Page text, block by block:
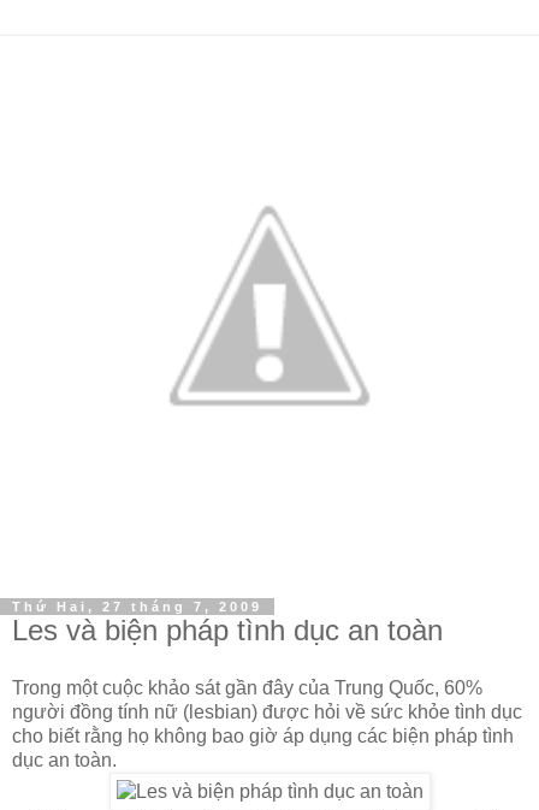
Thứ Hai, 27 tháng 7, 2009
Les và biện pháp tình dục an toàn
Trong một cuộc khảo sát gần đây của Trung Quốc, 60%
người đồng tính nữ (lesbian) được hỏi về sức khỏe tình dục
cho biết rằng họ không bao giờ áp dụng các biện pháp tình
dục an toàn.